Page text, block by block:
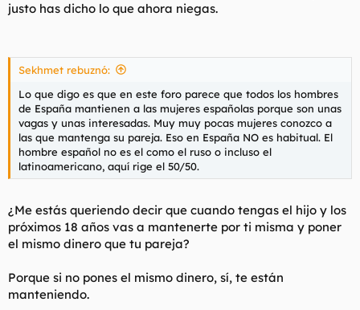
justo has dicho lo que ahora niegas.
Sekhmet rebuznó:
Lo que digo es que en este foro parece que todos los hombres
de España mantienen a las mujeres españolas porque son unas
vagas y unas interesadas. Muy muy pocas mujeres conozco a
las que mantenga su pareja. Eso en España NO es habitual. El
hombre español no es el como el ruso o incluso el
latinoamericano, aquí rige el 50/50.
¿Me estás queriendo decir que cuando tengas el hijo y los
próximos 18 años vas a mantenerte por ti misma y poner
el mismo dinero que tu pareja?
Porque si no pones el mismo dinero, sí, te están
manteniendo.